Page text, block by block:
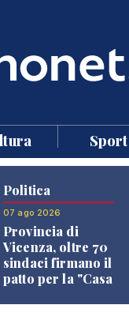
Sport
Politica
07 ago 2026
Provincia di
Vicenza, oltre 70
sindaci firmano il
patto per la "Casa